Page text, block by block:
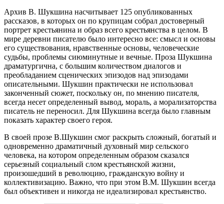
Архив В. Шукшина насчитывает 125 опубликованных
рассказов, в которых он по крупицам собрал достоверный
портрет крестьянина и образ всего крестьянства в целом. В
мире деревни писателю было интересно все: смысл и основы
его существования, нравственные основы, человеческие
судьбы, проблемы сиюминутные и вечные. Проза Шукшина
драматургична, с большим количеством диалогов и
преобладанием сценических эпизодов над эпизодами
описательными. Шукшин практически не использовал
законченный сюжет, поскольку он, по мнению писателя,
всегда несет определенный вывод, мораль, а морализаторства
писатель не переносил. Для Шукшина всегда было главным
показать характер своего героя.
В своей прозе В.Шукшин смог раскрыть сложный, богатый и
одновременно драматичный духовный мир сельского
человека, на котором определенным образом сказался
серьезный социальный слом крестьянской жизни,
произошедший в революцию, гражданскую войну и
коллективизацию. Важно, что при этом В.М. Шукшин всегда
был объективен и никогда не идеализировал крестьянство.